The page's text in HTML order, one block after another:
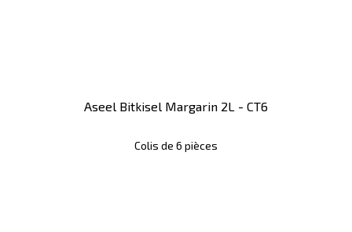
Aseel Bitkisel Margarin 2L - CT6
Colis de 6 pièces